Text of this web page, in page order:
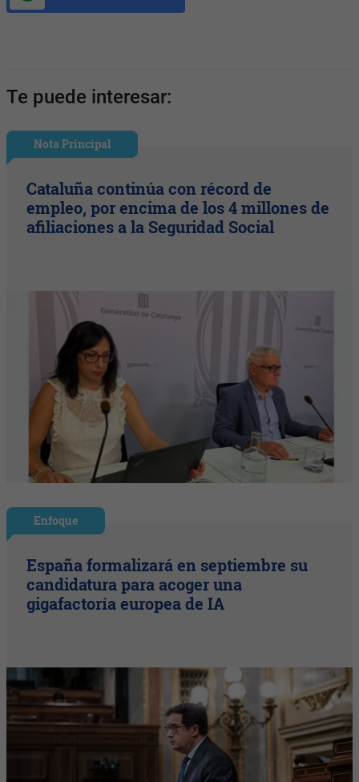
Te puede interesar:
Nota Principal
Cataluña continúa con récord de
empleo, por encima de los 4 millones de
afiliaciones a la Seguridad Social
Enfoque
España formalizará en septiembre su
candidatura para acoger una
gigafactoría europea de IA